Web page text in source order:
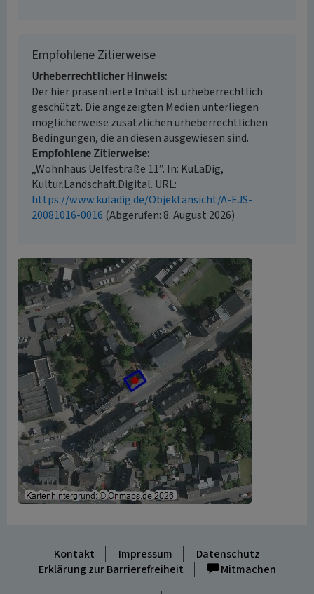
Empfohlene Zitierweise
Urheberrechtlicher Hinweis
Der hier präsentierte Inhalt ist urheberrechtlich
geschützt. Die angezeigten Medien unterliegen
möglicherweise zusätzlichen urheberrechtlichen
Bedingungen, die an diesen ausgewiesen sind.
Empfohlene Zitierweise
„Wohnhaus Uelfestraße 11”. In: KuLaDig,
Kultur.Landschaft.Digital. URL:
https://www.kuladig.de/Objektansicht/A-EJS-
20081016-0016 (Abgerufen: 8. August 2026)
Kontakt Impressum
Datenschutz
Erklärung zur Barrierefreiheit
Mitmachen